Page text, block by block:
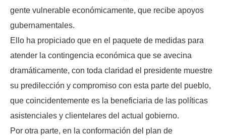
gente vulnerable económicamente, que recibe apoyos
gubernamentales.
Ello ha propiciado que en el paquete de medidas para
atender la contingencia económica que se avecina
dramáticamente, con toda claridad el presidente muestre
su predilección y compromiso con esta parte del pueblo,
que coincidentemente es la beneficiaria de las políticas
asistenciales y clientelares del actual gobierno.
Por otra parte, en la conformación del plan de